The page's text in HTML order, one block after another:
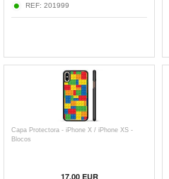
REF: 201999
Capa Protectora - iPhone X / iPhone XS -
Blocos
17,00EUR